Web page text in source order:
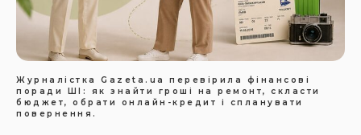
Журналістка Gazeta.ua перевірила фінансові
поради ШІ: як знайти гроші на ремонт, скласти
бюджет, обрати онлайн-кредит і спланувати
повернення.